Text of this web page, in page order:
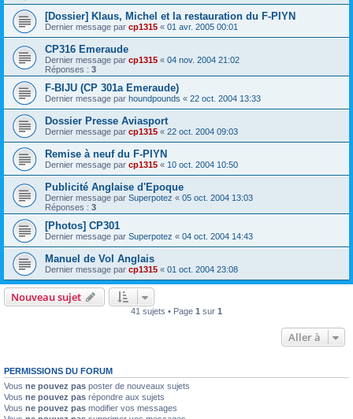
[Dossier] Klaus, Michel et la restauration du F-PIYN
Dernier message par cp1315 « 01 avr. 2005 00:01
CP316 Emeraude
Dernier message par cp1315 « 04 nov. 2004 21:02
Réponses : 3
F-BIJU (CP 301a Emeraude)
Dernier message par houndpounds « 22 oct. 2004 13:33
Dossier Presse Aviasport
Dernier message par cp1315 « 22 oct. 2004 09:03
Remise à neuf du F-PIYN
Dernier message par cp1315 « 10 oct. 2004 10:50
Publicité Anglaise d'Epoque
Dernier message par Superpotez « 05 oct. 2004 13:03
Réponses : 3
[Photos] CP301
Dernier message par Superpotez « 04 oct. 2004 14:43
Manuel de Vol Anglais
Dernier message par cp1315 « 01 oct. 2004 23:08
Nouveau sujet
41 sujets • Page 1 sur 1
Aller à
PERMISSIONS DU FORUM
Vous ne pouvez pas poster de nouveaux sujets
Vous ne pouvez pas répondre aux sujets
Vous ne pouvez pas modifier vos messages